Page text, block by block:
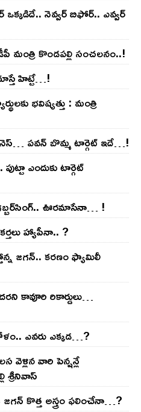
ఒక్క‌డిదే.. నెవ్వ‌ర్ బిఫోర్‌.. ఎవ్వ‌ర్
మంత్రి కొండ‌ప‌ల్లి సంచ‌ల‌నం..!
హిట్టే…!
భ‌విష్య‌త్తు : మంత్రి
ప‌వ‌న్ బొమ్మ టార్గెట్ ఇదే…!
ఎందుకు టార్గెట్
ఊర‌మాసేనా… !
హ్యాపీనా.. ?
జ‌గ‌న్‌.. క‌ర‌ణం ఫ్యామిలీ
కావూరి రికార్డులు…
ఎవ‌రు ఎక్క‌డ‌…?
వెళ్లిన వారి పెన్ష‌న్లే
శ్రీనివాస్
కొత్త అస్త్రం ఫ‌లించేనా…?